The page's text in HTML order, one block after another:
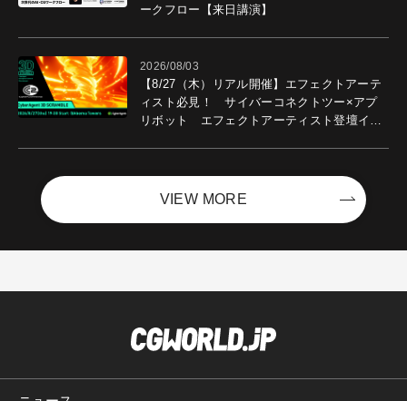
ークフロー【来日講演】
2026/08/03
【8/27（木）リアル開催】エフェクトアーテ
ィスト必見！ サイバーコネクトツー×アプ
リボット エフェクトアーティスト登壇イベ
VIEW MORE